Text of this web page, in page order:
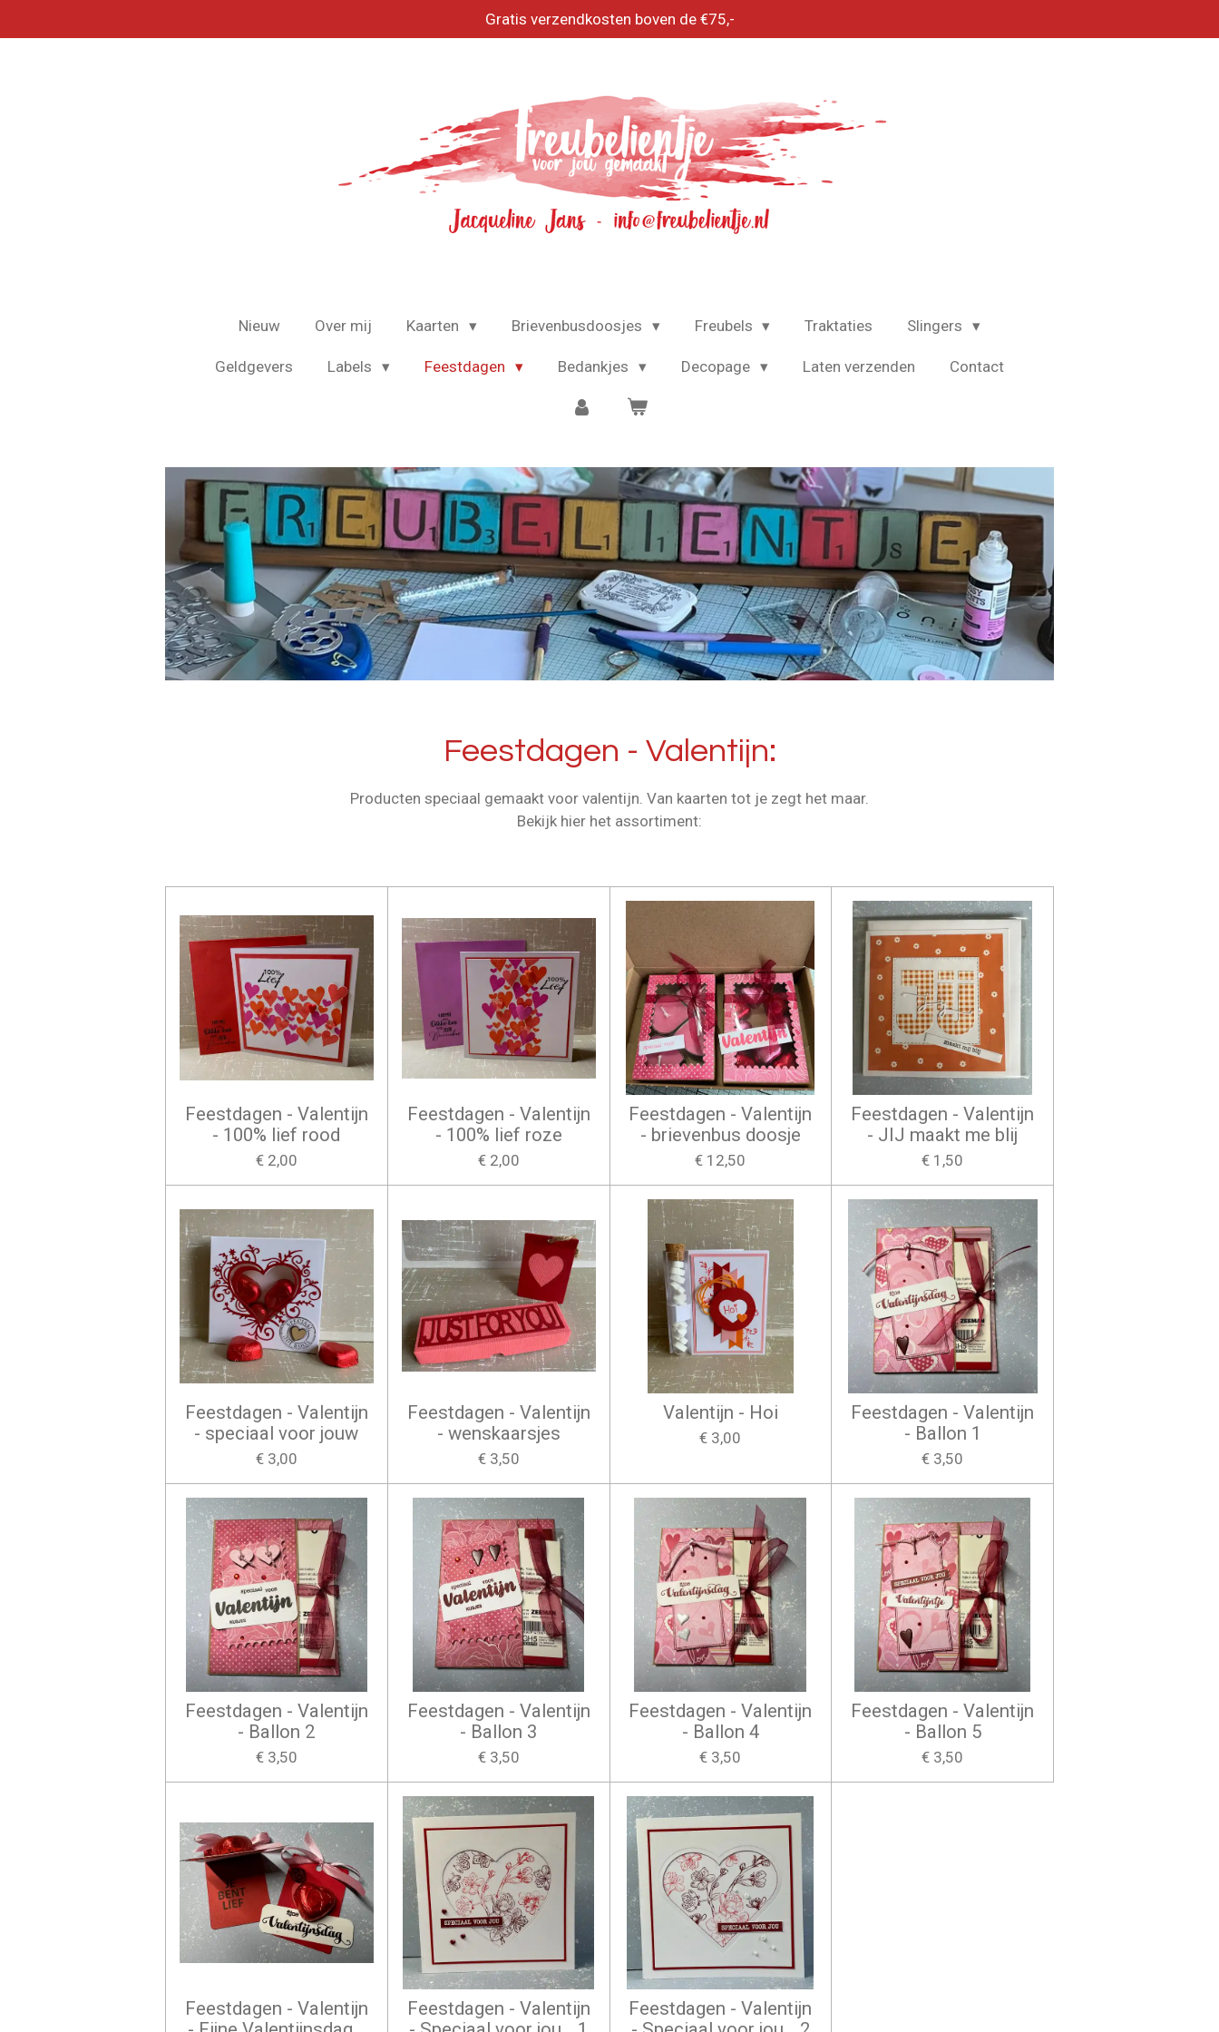
direct
Gratis verzendkosten boven de €75,-
Nieuw Over mij Kaarten Brievenbusdoosjes Freubels Traktaties Slingers
Geldgevers Labels Feestdagen Bedankjes Decopage Laten verzenden Contact
Feestdagen - Valentijn:
Producten speciaal gemaakt voor valentijn. Van kaarten tot je zegt het maar.
Bekijk hier het assortiment:
Feestdagen - Valentijn
- 100% lief rood
€ 2,00
Feestdagen - Valentijn
- 100% lief roze
€ 2,00
Feestdagen - Valentijn
- brievenbus doosje
€ 12,50
Feestdagen - Valentijn
- JIJ maakt me blij
€ 1,50
Feestdagen - Valentijn
- speciaal voor jouw
€ 3,00
Feestdagen - Valentijn
- wenskaarsjes
€ 3,50
Valentijn - Hoi
€ 3,00
Feestdagen - Valentijn
- Ballon 1
€ 3,50
Feestdagen - Valentijn
- Ballon 2
€ 3,50
Feestdagen - Valentijn
- Ballon 3
€ 3,50
Feestdagen - Valentijn
- Ballon 4
€ 3,50
Feestdagen - Valentijn
- Ballon 5
€ 3,50
Feestdagen - Valentijn
Feestdagen - Valentijn
Feestdagen - Valentijn